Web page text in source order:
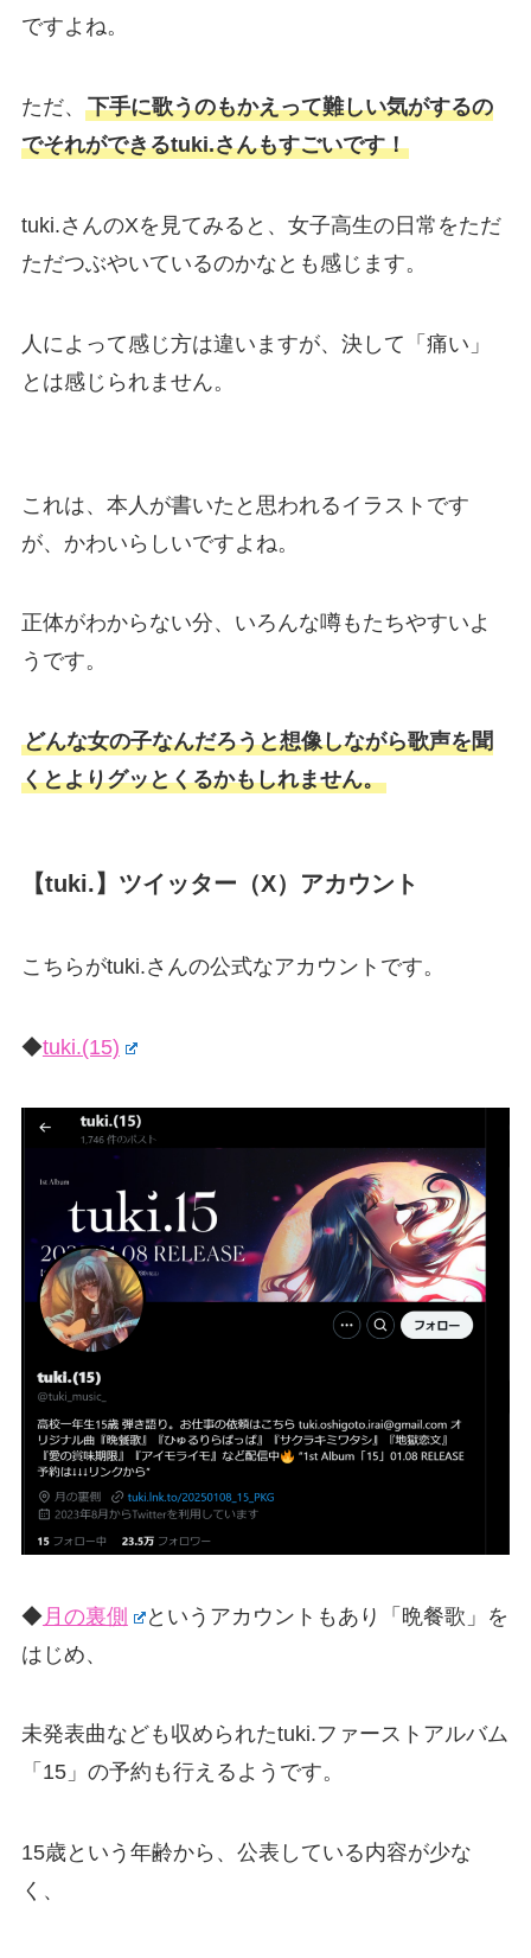
ですよね。
ただ、 下手に歌うのもかえって難しい気がするの
でそれができるtuki.さんもすごいです！
tuki.さんのXを見てみると、女子高生の日常をただ
ただつぶやいているのかなとも感じます。
人によって感じ方は違いますが、決して「痛い」
とは感じられません。
これは、本人が書いたと思われるイラストです
が、かわいらしいですよね。
正体がわからない分、いろんな噂もたちやすいよ
うです。
どんな女の子なんだろうと想像しながら歌声を聞
くとよりグッとくるかもしれません。
【tuki.】ツイッター（X）アカウント
こちらがtuki.さんの公式なアカウントです。
◆tuki.(15)
◆月の裏側
というアカウントもあり「晩餐歌」を
はじめ、
未発表曲なども収められたtuki.ファーストアルバム
「15」の予約も行えるようです。
15歳という年齢から、公表している内容が少な
く、